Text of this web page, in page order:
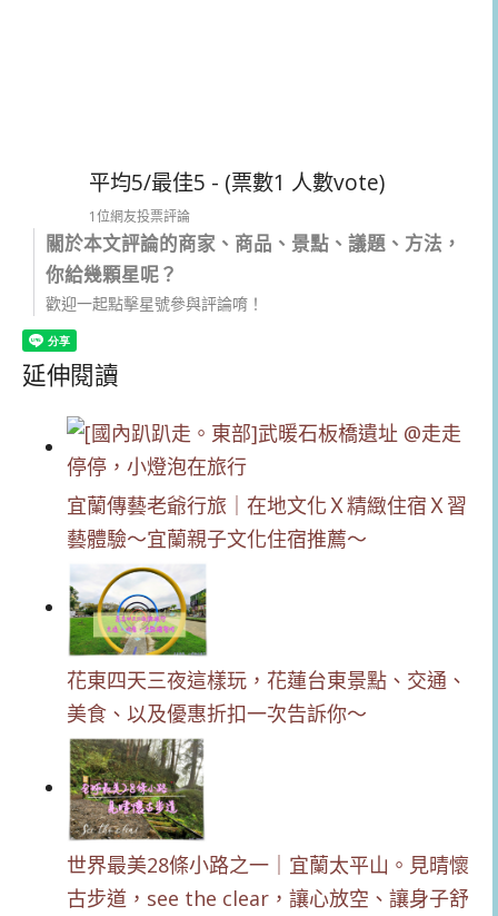
平均5/最佳5 - (票數1 人數vote)
1位網友投票評論
關於本文評論的商家、商品、景點、議題、方法，
你給幾顆星呢？
歡迎一起點擊星號參與評論唷！
延伸閱讀
宜蘭傳藝老爺行旅｜在地文化Ｘ精緻住宿Ｘ習
藝體驗～宜蘭親子文化住宿推薦～
花東四天三夜這樣玩，花蓮台東景點、交通、
美食、以及優惠折扣一次告訴你～
世界最美28條小路之一｜宜蘭太平山。見晴懷
古步道，see the clear，讓心放空、讓身子舒